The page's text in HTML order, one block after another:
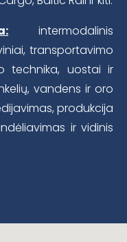
intermodalinis
transportavimo
technika, uostai ir
vandens ir oro
produkcija
ir vidinis